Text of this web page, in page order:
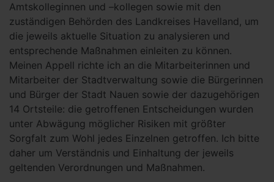
Amtskolleginnen und –kollegen sowie mit den
zuständigen Behörden des Landkreises Havelland, um
die jeweils aktuelle Situation zu analysieren und
entsprechende Maßnahmen einleiten zu können.
Meinen Appell richte ich an die Mitarbeiterinnen und
Mitarbeiter der Stadtverwaltung sowie die Bürgerinnen
und Bürger der Stadt Nauen sowie der dazugehörigen
14 Ortsteile: die getroffenen Entscheidungen wurden
unter Abwägung möglicher Risiken mit größter
Sorgfalt zum Wohl jedes Einzelnen getroffen. Ich bitte
daher um Verständnis und Einhaltung der jeweils
geltenden Verordnungen und Maßnahmen.